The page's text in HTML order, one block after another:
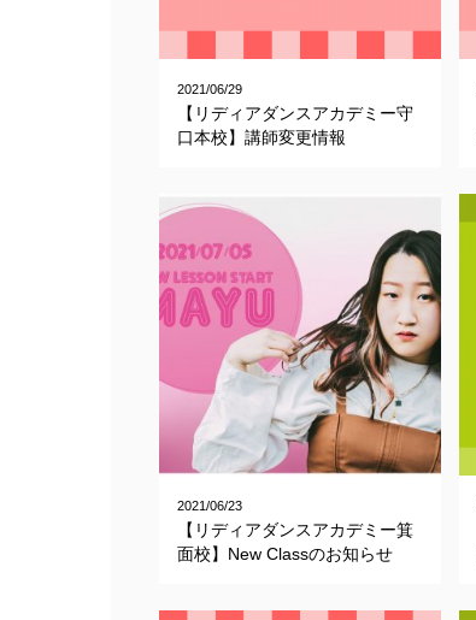
2021/06/29
【リディアダンスアカデミー守
口本校】講師変更情報
2021/06/23
【リディアダンスアカデミー箕
面校】New Classのお知らせ